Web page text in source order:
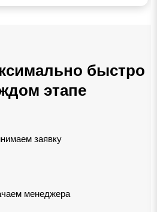
быстро
этапе
заявку
менеджера